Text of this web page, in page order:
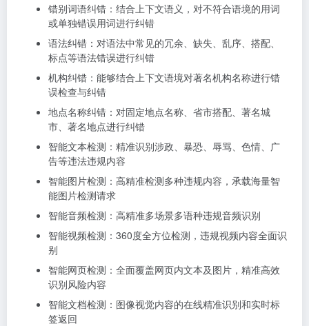
错别词语纠错：结合上下文语义，对不符合语境的用词
或单独错误用词进行纠错
语法纠错：对语法中常见的冗余、缺失、乱序、搭配、
标点等语法错误进行纠错
机构纠错：能够结合上下文语境对著名机构名称进行错
误检查与纠错
地点名称纠错：对固定地点名称、省市搭配、著名城
市、著名地点进行纠错
智能文本检测：精准识别涉政、暴恐、辱骂、色情、广
告等违法违规内容
智能图片检测：高精准检测多种违规内容，承载海量智
能图片检测请求
智能音频检测：高精准多场景多语种违规音频识别
智能视频检测：360度全方位检测，违规视频内容全面识
别
智能网页检测：全面覆盖网页内文本及图片，精准高效
识别风险内容
智能文档检测：图像视觉内容的在线精准识别和实时标
签返回